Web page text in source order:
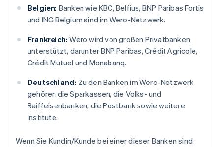
Belgien: Banken wie KBC, Belfius, BNP Paribas Fortis
und ING Belgium sind im Wero-Netzwerk.
Frankreich: Wero wird von großen Privatbanken
unterstützt, darunter BNP Paribas, Crédit Agricole,
Crédit Mutuel und Monabanq.
Deutschland: Zu den Banken im Wero-Netzwerk
gehören die Sparkassen, die Volks- und
Raiffeisenbanken, die Postbank sowie weitere
Institute.
Wenn Sie Kundin/Kunde bei einer dieser Banken sind,